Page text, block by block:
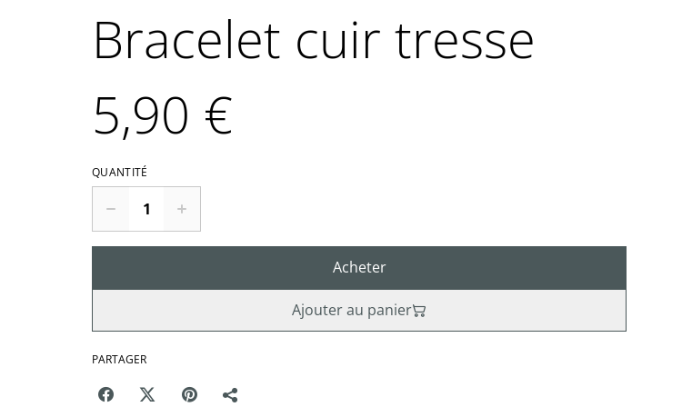
Bracelet cuir tresse
5,90 €
QUANTITÉ
Acheter
Ajouter au panier
PARTAGER